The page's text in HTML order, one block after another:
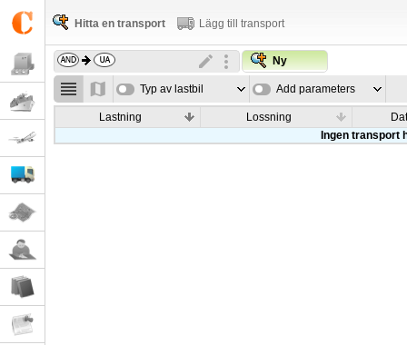
Hitta en transport Lägg till transport
Ny
Typ av lastbil Add parameters
Lastning Lossning
Ingen transport